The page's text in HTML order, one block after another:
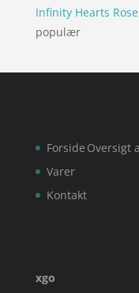
Infinity Hearts
populær
Forside
Varer
Kontakt
Oversigt
xgo